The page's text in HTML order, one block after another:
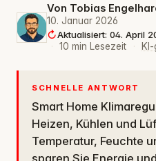
Von Tobias
10. Januar 2026
Aktualisiert: 04. April
·
10 min Lesezeit ·
SCHNELLE ANTWORT
Smart Home Klimaregulierung vernetzt
Heizen, Kühlen und
Temperatur, Feuchte
sparen Sie Energie